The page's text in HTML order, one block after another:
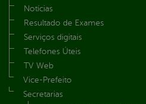
Notícias
Resultado de Exames
Serviços digitais
Telefones Úteis
TV Web
Vice-Prefeito
Secretarias